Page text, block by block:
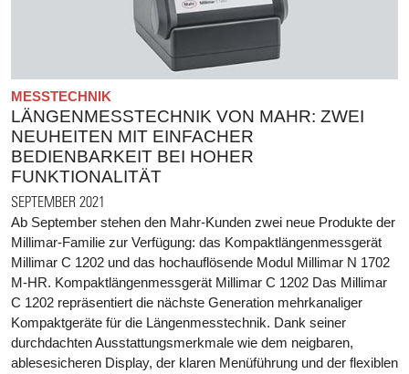
MESSTECHNIK
LÄNGENMESSTECHNIK VON MAHR: ZWEI
NEUHEITEN MIT EINFACHER
BEDIENBARKEIT BEI HOHER
FUNKTIONALITÄT
SEPTEMBER 2021
Ab September stehen den Mahr-Kunden zwei neue Produkte der
Millimar-Familie zur Verfügung: das Kompaktlängenmessgerät
Millimar C 1202 und das hochauflösende Modul Millimar N 1702
M-HR. Kompaktlängenmessgerät Millimar C 1202 Das Millimar
C 1202 repräsentiert die nächste Generation mehrkanaliger
Kompaktgeräte für die Längenmesstechnik. Dank seiner
durchdachten Ausstattungsmerkmale wie dem neigbaren,
ablesesicheren Display, der klaren Menüführung und der flexiblen